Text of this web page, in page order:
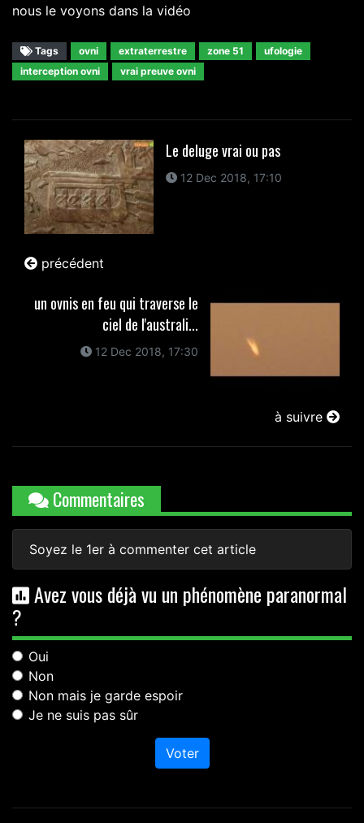
nous le voyons dans la vidéo
Tags ovni extraterrestre zone 51
ufologie
interception ovni
vrai preuve ovni
Le deluge vrai ou pas
12 Dec 2018, 17:10
précédent
un ovnis en feu qui traverse le
ciel de l'australi...
12 Dec 2018, 17:30
à suivre
Commentaires
Soyez le 1er à commenter cet article
Avez vous déjà vu un phénomène paranormal
?
Oui
Non
Non mais je garde espoir
Je ne suis pas sûr
Voter